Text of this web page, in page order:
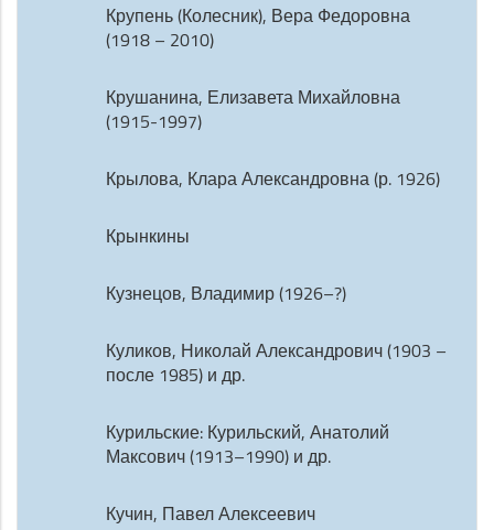
Крупень (Колесник), Вера Федоровна
(1918 – 2010)
Крушанина, Елизавета Михайловна
(1915-1997)
Крылова, Клара Александровна (р. 1926)
Крынкины
Кузнецов, Владимир (1926–?)
Куликов, Николай Александрович (1903 –
после 1985) и др.
Курильские: Курильский, Анатолий
Максович (1913–1990) и др.
Кучин, Павел Алексеевич